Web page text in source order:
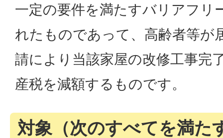
一定の要件を満たすバリアフリ
れたものであって、高齢者等が
請により当該家屋の改修工事完
産税を減額するものです。
対象（次のすべてを満た